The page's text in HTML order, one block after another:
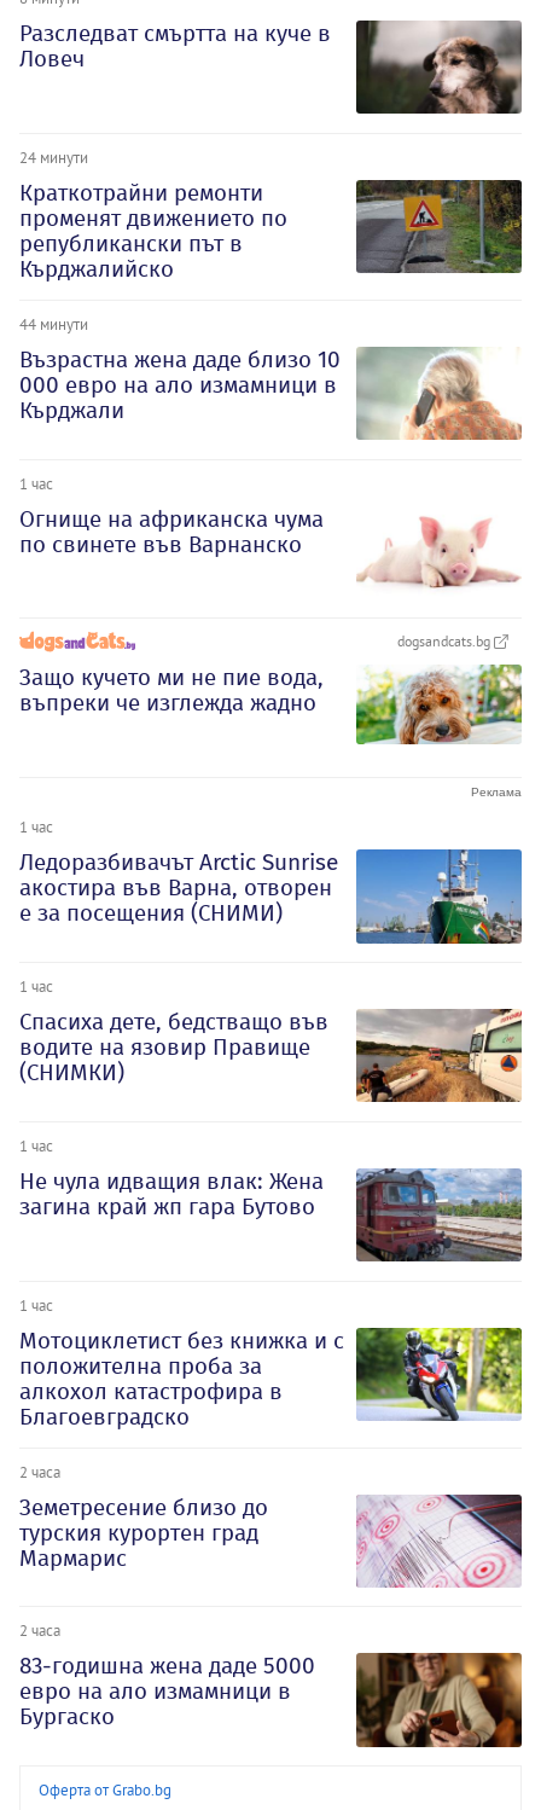
Разследват смъртта на куче в
Ловеч
24 минути
Краткотрайни ремонти
променят движението по
републикански път в
Кърджалийско
44 минути
Възрастна жена даде близо 10
000 евро на ало измамници в
Кърджали
1 час
Огнище на африканска чума
по свинете във Варнанско
dogsandcats.bg
Защо кучето ми не пие вода,
въпреки че изглежда жадно
1 час
Ледоразбивачът Arctic Sunrise
акостира във Варна, отворен
е за посещения (СНИМИ)
1 час
Спасиха дете, бедстващо във
водите на язовир Правище
(СНИМКИ)
1 час
Не чула идващия влак: Жена
загина край жп гара Бутово
1 час
Мотоциклетист без книжка и с
положителна проба за
алкохол катастрофира в
Благоевградско
2 часа
Земетресение близо до
турския курортен град
Мармарис
2 часа
83-годишна жена даде 5000
евро на ало измамници в
Бургаско
Оферта от Grabo.bg